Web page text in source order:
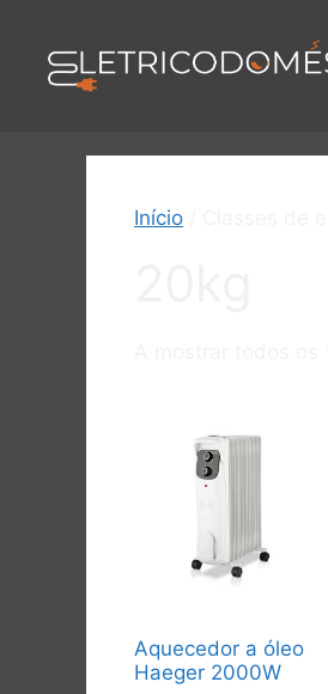
Início
Aquecedor a óleo
Haeger 2000W